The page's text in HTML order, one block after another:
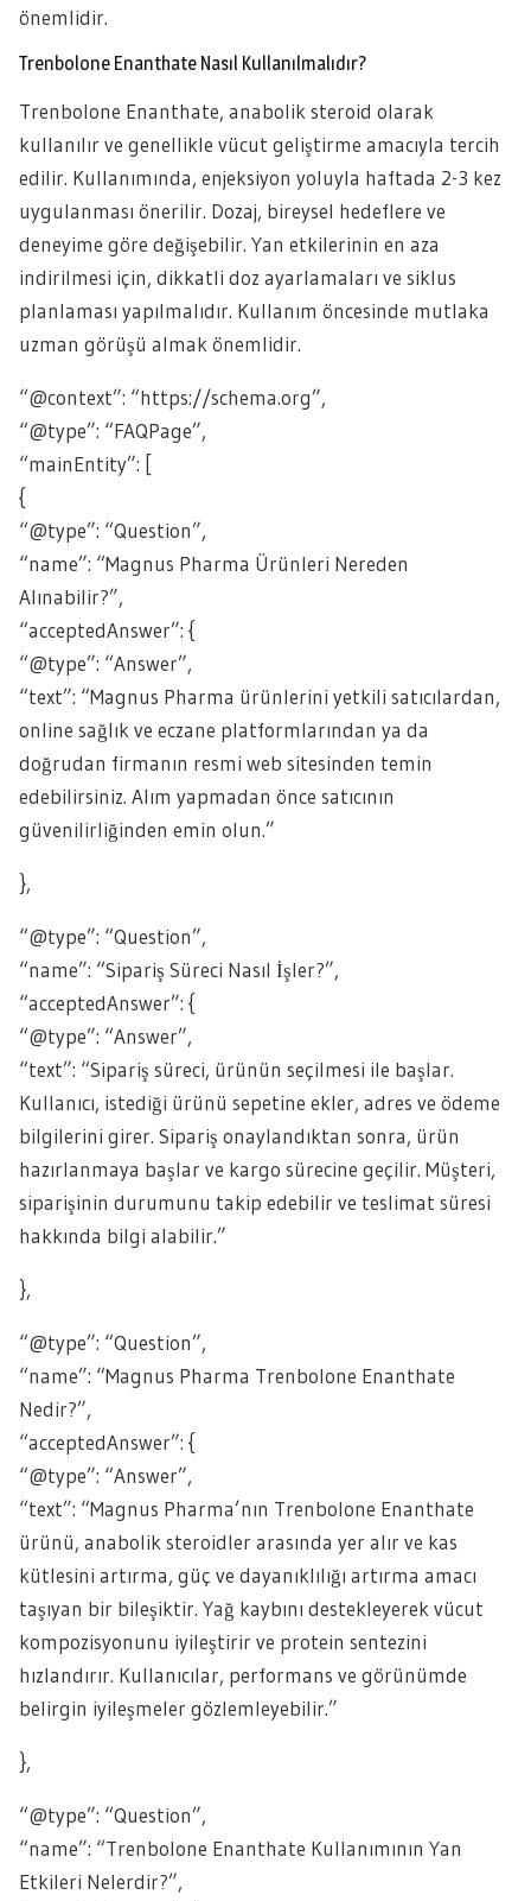
önemlidir.
Trenbolone Enanthate Nasıl Kullanılmalıdır?
Trenbolone Enanthate, anabolik steroid olarak
kullanılır ve genellikle vücut geliştirme amacıyla tercih
edilir. Kullanımında, enjeksiyon yoluyla haftada 2-3 kez
uygulanması önerilir. Dozaj, bireysel hedeflere ve
deneyime göre değişebilir. Yan etkilerinin en aza
indirilmesi için, dikkatli doz ayarlamaları ve siklus
planlaması yapılmalıdır. Kullanım öncesinde mutlaka
uzman görüşü almak önemlidir.
“@context”: “https://schema.org”,
“@type”: “FAQPage”,
“mainEntity”: [
{
“@type”: “Question”,
“name”: “Magnus Pharma Ürünleri Nereden
Alınabilir?”,
“acceptedAnswer”: {
“@type”: “Answer”,
“text”: “Magnus Pharma ürünlerini yetkili satıcılardan,
online sağlık ve eczane platformlarından ya da
doğrudan firmanın resmi web sitesinden temin
edebilirsiniz. Alım yapmadan önce satıcının
güvenilirliğinden emin olun.”
},
“@type”: “Question”,
“name”: “Sipariş Süreci Nasıl İşler?”,
“acceptedAnswer”: {
“@type”: “Answer”,
“text”: “Sipariş süreci, ürünün seçilmesi ile başlar.
Kullanıcı, istediği ürünü sepetine ekler, adres ve ödeme
bilgilerini girer. Sipariş onaylandıktan sonra, ürün
hazırlanmaya başlar ve kargo sürecine geçilir. Müşteri,
siparişinin durumunu takip edebilir ve teslimat süresi
hakkında bilgi alabilir.”
},
“@type”: “Question”,
“name”: “Magnus Pharma Trenbolone Enanthate
Nedir?”,
“acceptedAnswer”: {
“@type”: “Answer”,
“text”: “Magnus Pharma’nın Trenbolone Enanthate
ürünü, anabolik steroidler arasında yer alır ve kas
kütlesini artırma, güç ve dayanıklılığı artırma amacı
taşıyan bir bileşiktir. Yağ kaybını destekleyerek vücut
kompozisyonunu iyileştirir ve protein sentezini
hızlandırır. Kullanıcılar, performans ve görünümde
belirgin iyileşmeler gözlemleyebilir.”
},
“@type”: “Question”,
“name”: “Trenbolone Enanthate Kullanımının Yan
Etkileri Nelerdir?”,